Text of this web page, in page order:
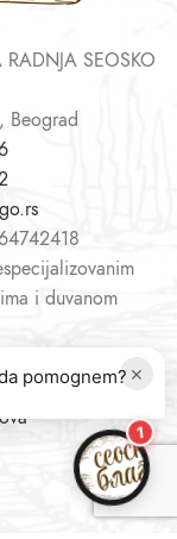
SEOSKO
Beograd
i duvanom
×
pomognem?
1